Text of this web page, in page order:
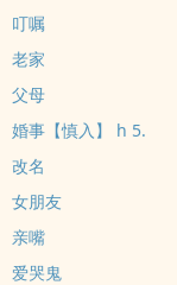
叮嘱
老家
父母
婚事【慎入】 h 5.
改名
女朋友
亲嘴
爱哭鬼